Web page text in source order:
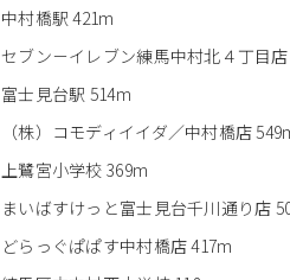
中村橋駅 421m
セブン－イレブン練馬中村北４丁目
富士見台駅 514m
（株）コモディイイダ／中村橋店
上鷺宮小学校 369m
まいばすけっと富士見台千川通り店
どらっぐぱぱす中村橋店 417m